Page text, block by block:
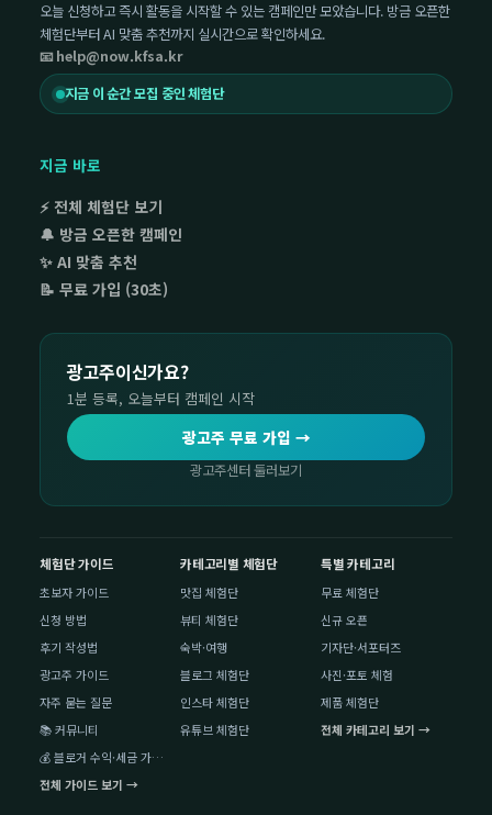
오늘 신청하고 즉시 활동을 시작할 수 있는 캠페인만 모았습니다. 방금 오픈한
체험단부터 AI 맞춤 추천까지 실시간으로 확인하세요.
📧 help@now.kfsa.kr
지금 이 순간 모집 중인 체험단
지금 바로
⚡ 전체 체험단 보기
🔔 방금 오픈한 캠페인
✨ AI 맞춤 추천
📝 무료 가입 (30초)
광고주이신가요?
1분 등록, 오늘부터 캠페인 시작
광고주 무료 가입 →
광고주센터 둘러보기
체험단 가이드
초보자 가이드
신청 방법
후기 작성법
광고주 가이드
자주 묻는 질문
📚 커뮤니티
💰 블로거 수익·세금 가이드
전체 가이드 보기 →
카테고리별 체험단
맛집 체험단
뷰티 체험단
숙박·여행
블로그 체험단
인스타 체험단
유튜브 체험단
특별 카테고리
무료 체험단
신규 오픈
기자단·서포터즈
사진·포토 체험
제품 체험단
전체 카테고리 보기 →